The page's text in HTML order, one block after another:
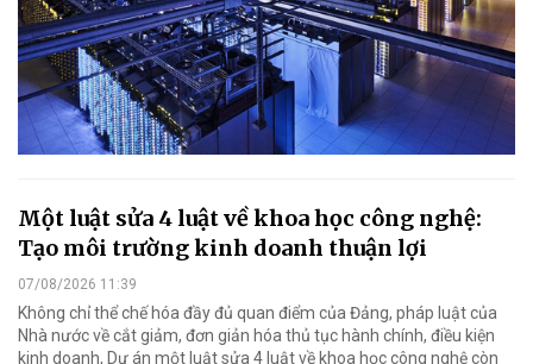
Một luật sửa 4 luật về khoa học công nghệ:
Tạo môi trường kinh doanh thuận lợi
07/08/2026 11:39
Không chỉ thể chế hóa đầy đủ quan điểm của Đảng, pháp luật của
Nhà nước về cắt giảm, đơn giản hóa thủ tục hành chính, điều kiện
kinh doanh, Dự án một luật sửa 4 luật về khoa học công nghệ còn